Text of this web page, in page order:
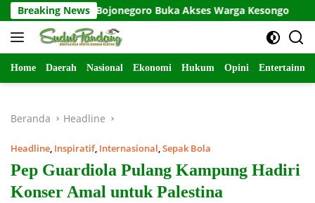
Langsung
ke
konten
Breaking News
129 Bojonegoro Buka Akses Warga Kesongo
Home Daerah Nasional Ekonomi Hukum Opini
Beranda Headline
Headline, Inspiratif, Internasional,Sepak Bola
Pep Guardiola Pulang Kampung Hadiri
Konser Amal untuk Palestina